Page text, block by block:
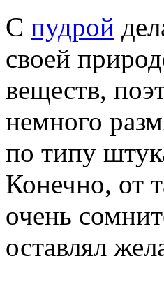
С пудрой
своей
веществ,
немного
по типу
Конечно, от
очень
оставлял